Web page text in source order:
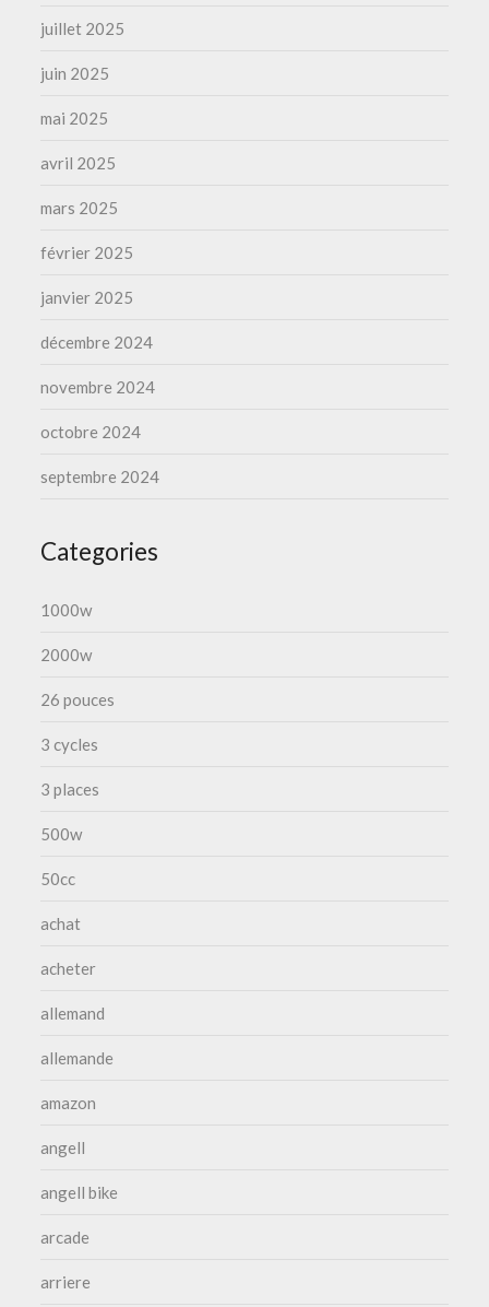
juillet 2025
juin 2025
mai 2025
avril 2025
mars 2025
février 2025
janvier 2025
décembre 2024
novembre 2024
octobre 2024
septembre 2024
Categories
1000w
2000w
26 pouces
3 cycles
3 places
500w
50cc
achat
acheter
allemand
allemande
amazon
angell
angell bike
arcade
arriere